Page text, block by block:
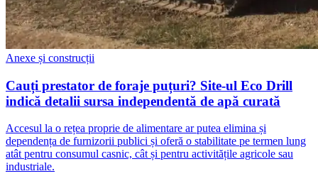
Anexe și construcții
Cauți prestator de foraje puțuri? Site-ul Eco Drill
indică detalii sursa independentă de apă curată
Accesul la o rețea proprie de alimentare ar putea elimina și
dependența de furnizorii publici și oferă o stabilitate pe termen lung
atât pentru consumul casnic, cât și pentru activitățile agricole sau
industriale.